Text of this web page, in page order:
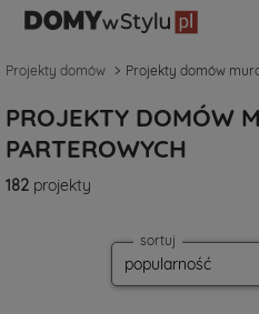
Projekty domów Projekty domów
PROJEKTY DOMÓW
PARTEROWYCH
182 projekty
sortuj